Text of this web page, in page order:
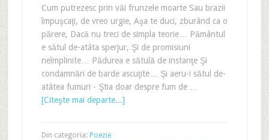
Cum putrezesc prin văi frunzele moarte Sau brazii
împuşcaţi, de vreo urgie, Aşa te duci, zburând ca o
părere, Dacă nu treci de simpla teorie… Pământul
e sătul de-atâta sperjur, Şi de promisiuni
neîmplinite… Pădurea e sătulă de instanţe Şi
condamnări de barde ascuţite… Şi aeru-i sătul de-
atâtea fumuri - Ştia doar despre fum de …
[Citeşte mai departe...]
Din categoria: Poezie